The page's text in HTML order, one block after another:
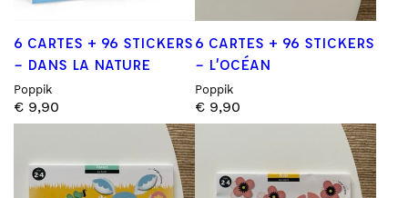
6 CARTES + 96 STICKERS
– DANS LA NATURE
Poppik
€ 9,90
6 CARTES + 96 STICKERS
– L’OCÉAN
Poppik
€ 9,90